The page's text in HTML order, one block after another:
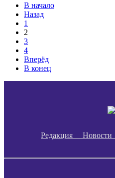
В начало
Назад
1
2
3
4
Вперёд
В конец
Редакция